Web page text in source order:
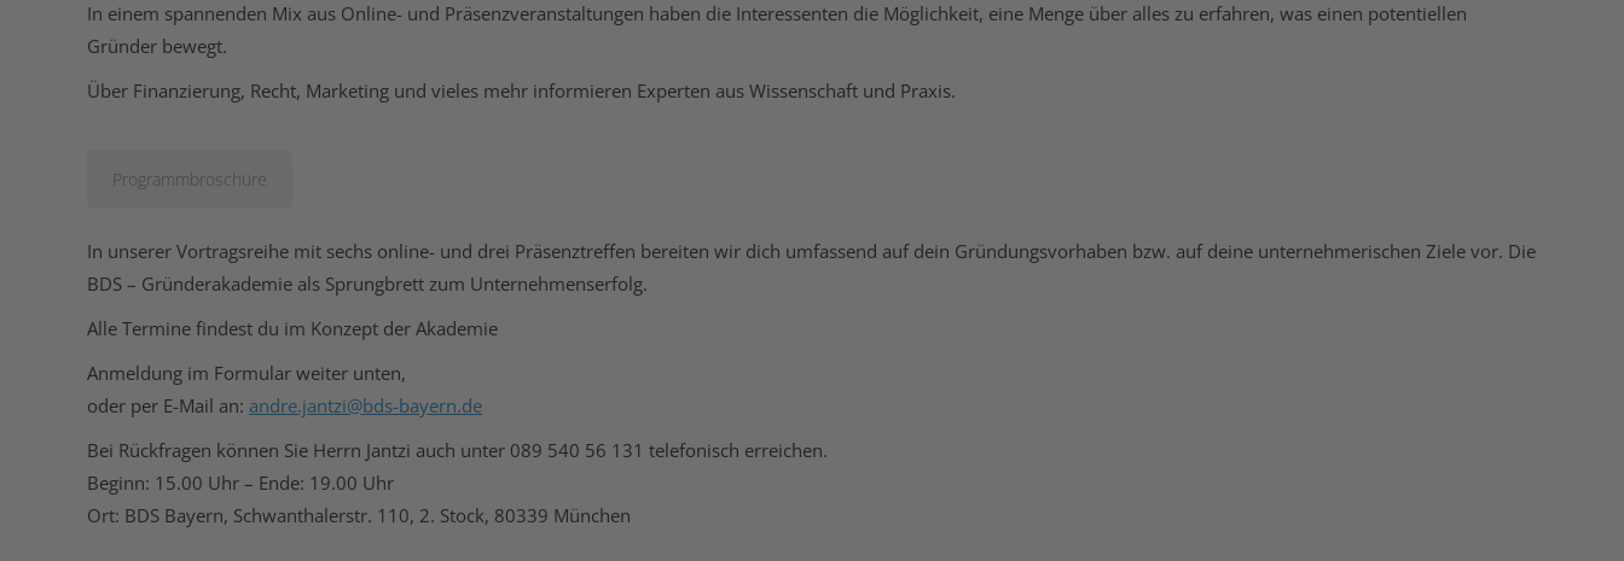
In einem spannenden Mix aus Online- und Präsenzveranstaltungen haben die Interessenten die Möglichkeit, eine Menge über alles zu erfahren, was einen potentiellen
Gründer bewegt.
Über Finanzierung, Recht, Marketing und vieles mehr informieren Experten aus Wissenschaft und Praxis.
Programmbroschüre
In unserer Vortragsreihe mit sechs online- und drei Präsenztreffen bereiten wir dich umfassend auf dein Gründungsvorhaben bzw. auf deine unternehmerischen Ziele vor. Die
BDS – Gründerakademie als Sprungbrett zum Unternehmenserfolg.
Alle Termine findest du im Konzept der Akademie
Anmeldung im Formular weiter unten,
oder per E-Mail an: andre.jantzi@bds-bayern.de
Bei Rückfragen können Sie Herrn Jantzi auch unter 089 540 56 131 telefonisch erreichen.
Beginn: 15.00 Uhr – Ende: 19.00 Uhr
Ort: BDS Bayern, Schwanthalerstr. 110, 2. Stock, 80339 München